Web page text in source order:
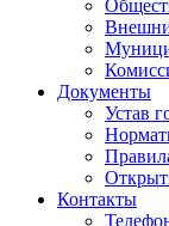
Документы
Устав
Контакты